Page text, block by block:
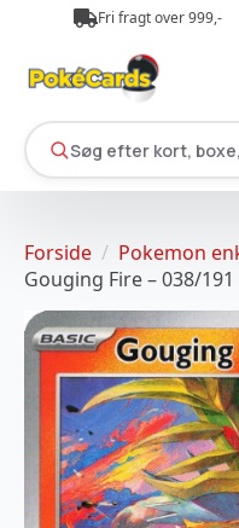
Fri fragt over 999,-
Søg efter kort,
Forside
Pokemon
Gouging Fire – 038/